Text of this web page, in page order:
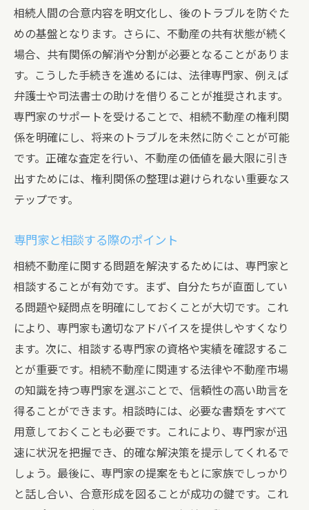
長期的な戦略を立てる重要性
評価を最大化するためのプロモーション戦
略
相続人間の合意内容を明文化し、後のトラブルを防ぐた
めの基盤となります。さらに、不動産の共有状態が続く
場合、共有関係の解消や分割が必要となることがありま
す。こうした手続きを進めるには、法律専門家、例えば
弁護士や司法書士の助けを借りることが推奨されます。
専門家のサポートを受けることで、相続不動産の権利関
係を明確にし、将来のトラブルを未然に防ぐことが可能
です。正確な査定を行い、不動産の価値を最大限に引き
出すためには、権利関係の整理は避けられない重要なス
テップです。
専門家と相談する際のポイント
相続不動産に関する問題を解決するためには、専門家と
相談することが有効です。まず、自分たちが直面してい
る問題や疑問点を明確にしておくことが大切です。これ
により、専門家も適切なアドバイスを提供しやすくなり
ます。次に、相談する専門家の資格や実績を確認するこ
とが重要です。相続不動産に関連する法律や不動産市場
の知識を持つ専門家を選ぶことで、信頼性の高い助言を
得ることができます。相談時には、必要な書類をすべて
用意しておくことも必要です。これにより、専門家が迅
速に状況を把握でき、的確な解決策を提示してくれるで
しょう。最後に、専門家の提案をもとに家族でしっかり
と話し合い、合意形成を図ることが成功の鍵です。これ